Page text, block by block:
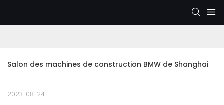
Salon des machines de construction BMW de Shanghai
2023-08-24